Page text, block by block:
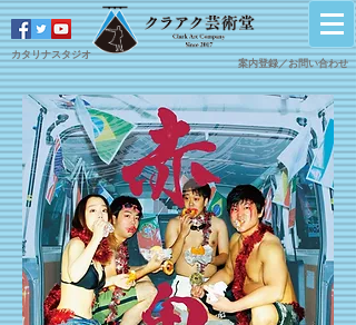
案内登録／​お問い合わせ
カタリナスタジオ